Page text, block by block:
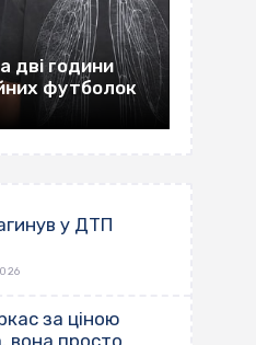
дві години
футболок
у ДТП
за ціною